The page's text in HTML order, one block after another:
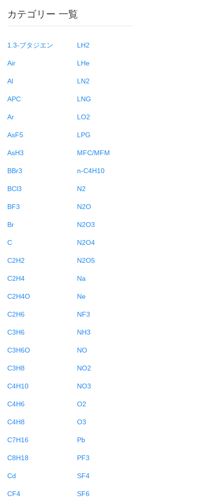
カテゴリー 一覧
1.3-ブタジエン
Air
Al
APC
Ar
AsF5
AsH3
BBr3
BCl3
BF3
Br
C
C2H2
C2H4
C2H4O
C2H6
C3H6
C3H6O
C3H8
C4H10
C4H6
C4H8
C7H16
C8H18
Cd
CF4
LH2
LHe
LN2
LNG
LO2
LPG
MFC/MFM
n-C4H10
N2
N2O
N2O3
N2O4
N2O5
Na
Ne
NF3
NH3
NO
NO2
NO3
O2
O3
Pb
PF3
SF4
SF6